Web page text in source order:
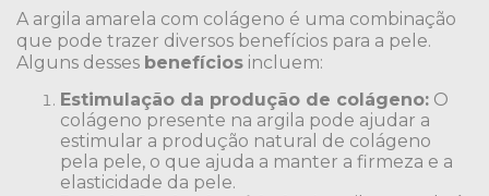
A argila amarela com colágeno é uma combinação
que pode trazer diversos benefícios para a pele.
Alguns desses benefícios incluem:
Estimulação da produção de colágeno: O
colágeno presente na argila pode ajudar a
estimular a produção natural de colágeno
pela pele, o que ajuda a manter a firmeza e a
elasticidade da pele.